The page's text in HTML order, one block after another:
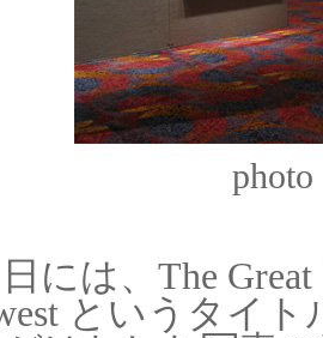
photo
には、 The
というタイ